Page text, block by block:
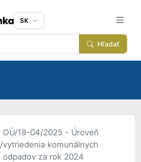
Hľadať
SK
/
OÚ/18-04/2025 - Úroveň
vytriedenia komunálnych
odpadov za rok 2024